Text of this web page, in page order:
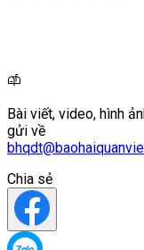
Bài viết, video, hình
gửi về
Chia sẻ